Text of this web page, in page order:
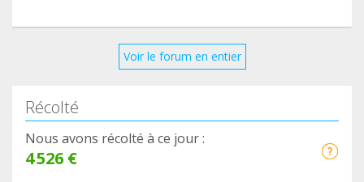
Voir le forum en entier
Récolté
Nous avons récolté à ce jour :
4 526 €